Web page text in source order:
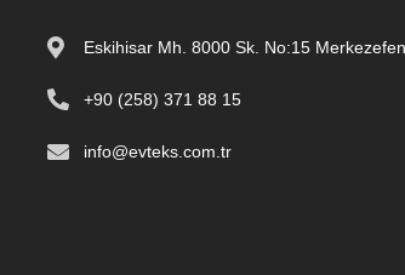
Eskihisar Mh. 8000 Sk. No:15
+90 (258) 371 88 15
info@evteks.com.tr